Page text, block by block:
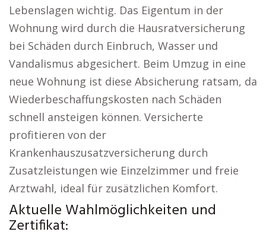
Lebenslagen wichtig. Das Eigentum in der
Wohnung wird durch die Hausratversicherung
bei Schäden durch Einbruch, Wasser und
Vandalismus abgesichert. Beim Umzug in eine
neue Wohnung ist diese Absicherung ratsam, da
Wiederbeschaffungskosten nach Schäden
schnell ansteigen können. Versicherte
profitieren von der
Krankenhauszusatzversicherung durch
Zusatzleistungen wie Einzelzimmer und freie
Arztwahl, ideal für zusätzlichen Komfort.
Aktuelle Wahlmöglichkeiten und
Zertifikat: